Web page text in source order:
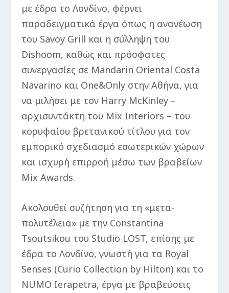
με έδρα το Λονδίνο, φέρνει
παραδειγματικά έργα όπως η ανανέωση
του Savoy Grill και η σύλληψη του
Dishoom, καθώς και πρόσφατες
συνεργασίες σε Mandarin Oriental Costa
Navarino και One&Only στην Αθήνα, για
να μιλήσει με τον Harry McKinley –
αρχισυντάκτη του Mix Interiors – του
κορυφαίου βρετανικού τίτλου για τον
εμπορικό σχεδιασμό εσωτερικών χώρων
και ισχυρή επιρροή μέσω των βραβείων
Mix Awards.
Ακολουθεί συζήτηση για τη «μετα-
πολυτέλεια» με την Constantina
Tsoutsikou του Studio LOST, επίσης με
έδρα το Λονδίνο, γνωστή για τα Royal
Senses (Curio Collection by Hilton) και το
NUMO Ierapetra, έργα με βραβεύσεις